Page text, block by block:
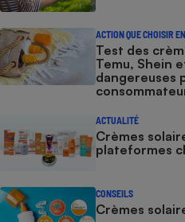
ACTION QUE CHOISIR
Test des
Temu, Shein
dangereuses
ACTUALITÉ
Crèmes
plateformes
CONSEILS
Crèmes